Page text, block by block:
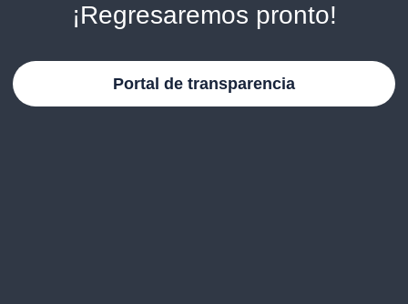
¡Regresaremos pronto!
Portal de transparencia